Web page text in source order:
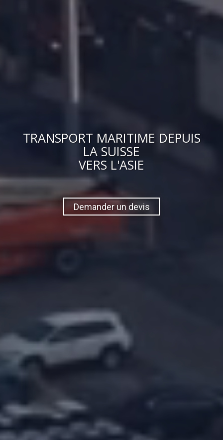
TRANSPORT MARITIME DEPUIS
LA SUISSE
VERS L'ASIE
Demander un devis